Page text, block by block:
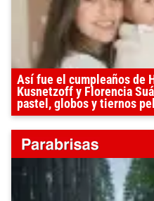
Así fue el cumpleaños de
Kusnetzoff y Florencia
pastel, globos y tiernos